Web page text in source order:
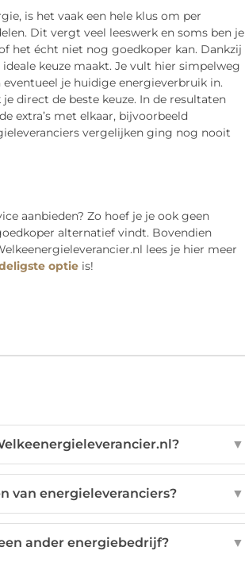
is het vaak een hele klus om per
Dit vergt veel leeswerk en soms ben je
het écht niet nog goedkoper kan. Dankzij
keuze maakt. Je vult hier simpelweg
je huidige energieverbruik in.
direct de beste keuze. In de resultaten
extra’s met elkaar, bijvoorbeeld
vergelijken ging nog nooit
aanbieden? Zo hoef je je ook geen
alternatief vindt. Bovendien
lees je hier meer
optieis!
▼
van energieleveranciers? ▼
ander energiebedrijf? ▼